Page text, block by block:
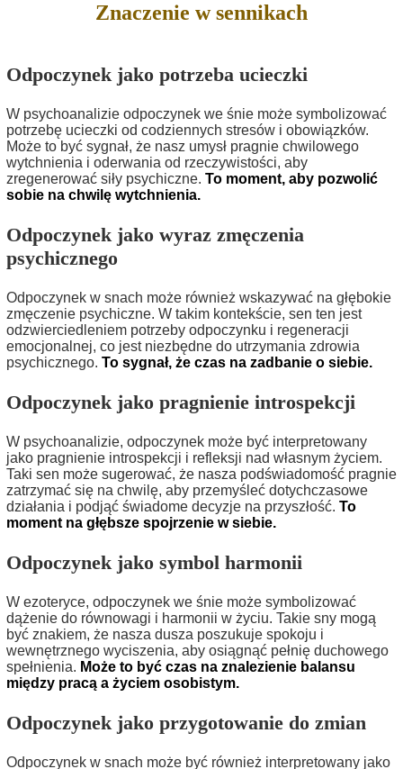
Znaczenie w sennikach
Odpoczynek jako potrzeba ucieczki
W psychoanalizie odpoczynek we śnie może symbolizować
potrzebę ucieczki od codziennych stresów i obowiązków.
Może to być sygnał, że nasz umysł pragnie chwilowego
wytchnienia i oderwania od rzeczywistości, aby
zregenerować siły psychiczne. To moment, aby pozwolić
sobie na chwilę wytchnienia.
Odpoczynek jako wyraz zmęczenia
psychicznego
Odpoczynek w snach może również wskazywać na głębokie
zmęczenie psychiczne. W takim kontekście, sen ten jest
odzwierciedleniem potrzeby odpoczynku i regeneracji
emocjonalnej, co jest niezbędne do utrzymania zdrowia
psychicznego. To sygnał, że czas na zadbanie o siebie.
Odpoczynek jako pragnienie introspekcji
W psychoanalizie, odpoczynek może być interpretowany
jako pragnienie introspekcji i refleksji nad własnym życiem.
Taki sen może sugerować, że nasza podświadomość pragnie
zatrzymać się na chwilę, aby przemyśleć dotychczasowe
działania i podjąć świadome decyzje na przyszłość. To
moment na głębsze spojrzenie w siebie.
Odpoczynek jako symbol harmonii
W ezoteryce, odpoczynek we śnie może symbolizować
dążenie do równowagi i harmonii w życiu. Takie sny mogą
być znakiem, że nasza dusza poszukuje spokoju i
wewnętrznego wyciszenia, aby osiągnąć pełnię duchowego
spełnienia. Może to być czas na znalezienie balansu
między pracą a życiem osobistym.
Odpoczynek jako przygotowanie do zmian
Odpoczynek w snach może być również interpretowany jako